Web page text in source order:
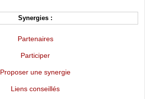
Synergies :
Partenaires
Participer
Proposer une synergie
Liens conseillés